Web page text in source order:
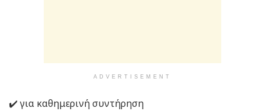
ADVERTISEMENT
✔️για καθημερινή συντήρηση